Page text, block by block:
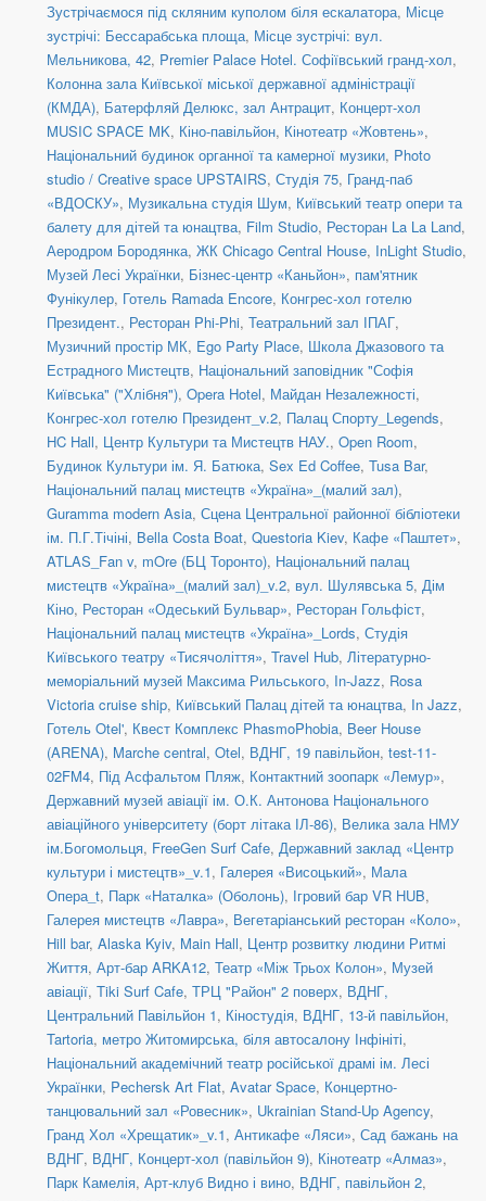
Зустрічаємося під скляним куполом біля ескалатора, Місце
зустрічі: Бессарабська площа, Місце зустрічі: вул.
Мельникова, 42, Premier Palace Hotel. Софіївський гранд-хол,
Колонна зала Київської міської державної адміністрації
(КМДА), Батерфляй Делюкс, зал Антрацит, Концерт-хол
MUSIC SPACE MK, Кіно-павільйон, Кінотеатр «Жовтень»,
Національний будинок органної та камерної музики, Photo
studio / Creative space UPSTAIRS, Студія 75, Гранд-паб
«ВДОСКУ», Музикальна студія Шум, Київський театр опери та
балету для дітей та юнацтва, Film Studio, Ресторан La La Land,
Аеродром Бородянка, ЖК Chicago Central House, InLight Studio,
Музей Лесі Українки, Бізнес-центр «Каньйон», пам'ятник
Фунікулер, Готель Ramada Encore, Конгрес-хол готелю
Президент., Ресторан Phi-Phi, Театральний зал ІПАГ,
Музичний простір МК, Ego Party Place, Школа Джазового та
Естрадного Мистецтв, Національний заповідник "Софія
Київська" ("Хлібня"), Opera Hotel, Майдан Незалежності,
Конгрес-хол готелю Президент_v.2, Палац Спорту_Legends,
HC Hall, Центр Культури та Мистецтв НАУ., Open Room,
Будинок Культури ім. Я. Батюка, Sex Ed Coffee, Tusa Bar,
Національний палац мистецтв «Україна»_(малий зал),
Guramma modern Asia, Сцена Центральної районної бібліотеки
ім. П.Г.Тічіні, Bella Costa Boat, Questoria Kiev, Кафе «Паштет»,
ATLAS_Fan v, mOre (БЦ Торонто), Національний палац
мистецтв «Україна»_(малий зал)_v.2, вул. Шулявська 5, Дім
Кіно, Ресторан «Одеський Бульвар», Ресторан Гольфіст,
Національний палац мистецтв «Україна»_Lords, Студія
Київського театру «Тисячоліття», Travel Hub, Літературно-
меморіальний музей Максима Рильського, In-Jazz, Rosa
Victoria cruise ship, Київський Палац дітей та юнацтва, In Jazz,
Готель Otel', Квест Комплекс PhasmoPhobia, Beer House
(ARENA), Marche central, Otel, ВДНГ, 19 павільйон, test-11-
02FM4, Під Асфальтом Пляж, Контактний зоопарк «Лемур»,
Державний музей авіації ім. О.К. Антонова Національного
авіаційного університету (борт літака ІЛ-86), Велика зала НМУ
ім.Богомольця, FreeGen Surf Cafe, Державний заклад «Центр
культури і мистецтв»_v.1, Галерея «Висоцький», Мала
Опера_t, Парк «Наталка» (Оболонь), Ігровий бар VR HUB,
Галерея мистецтв «Лавра», Вегетаріанський ресторан «Коло»,
Hill bar, Alaska Kyiv, Main Hall, Центр розвитку людини Ритмі
Життя, Арт-бар ARKA12, Театр «Між Трьох Колон», Музей
авіації, Tiki Surf Cafe, ТРЦ "Район" 2 поверх, ВДНГ,
Центральний Павільйон 1, Кіностудія, ВДНГ, 13-й павільйон,
Tartoria, метро Житомирська, біля автосалону Інфініті,
Національний академічний театр російської драмі ім. Лесі
Українки, Pechersk Art Flat, Avatar Space, Концертно-
танцювальний зал «Ровесник», Ukrainian Stand-Up Agency,
Гранд Хол «Хрещатик»_v.1, Антикафе «Ляси», Сад бажань на
ВДНГ, ВДНГ, Концерт-хол (павільйон 9), Кінотеатр «Алмаз»,
Парк Камелія, Арт-клуб Видно і вино, ВДНГ, павільйон 2,